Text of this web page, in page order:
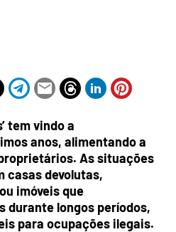
tem vindo a
anos, alimentando a
As situações
casas devolutas,
imóveis que
durante longos períodos,
para ocupações ilegais.